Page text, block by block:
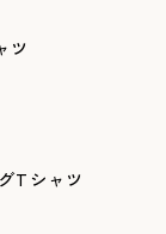
ツ
Tシャツ